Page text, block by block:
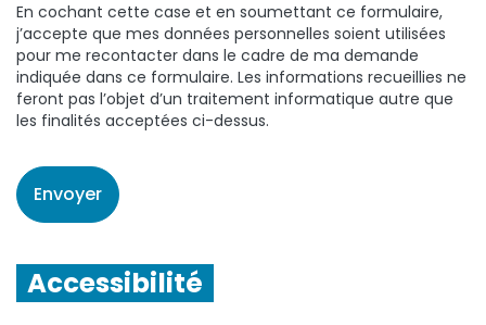
En cochant cette case et en soumettant ce formulaire,
j’accepte que mes données personnelles soient utilisées
pour me recontacter dans le cadre de ma demande
indiquée dans ce formulaire. Les informations recueillies ne
feront pas l’objet d’un traitement informatique autre que
les finalités acceptées ci-dessus.
Accessibilité